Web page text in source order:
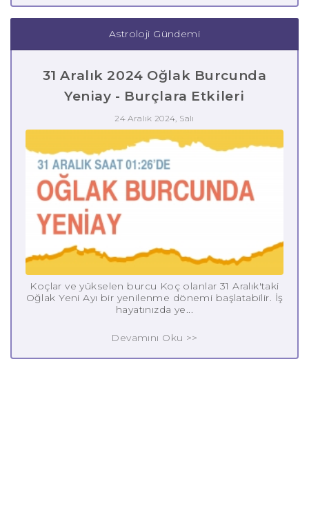
Astroloji Gündemi
31 Aralık 2024 Oğlak Burcunda
Yeniay - Burçlara Etkileri
24 Aralık 2024, Salı
Koçlar ve yükselen burcu Koç olanlar 31 Aralık'taki
Oğlak Yeni Ayı bir yenilenme dönemi başlatabilir. İş
hayatınızda ye...
Devamını Oku >>